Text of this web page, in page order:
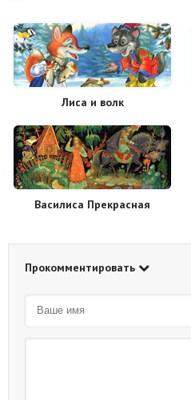
Лиса и волк
Василиса Прекрасная
Прокомментировать